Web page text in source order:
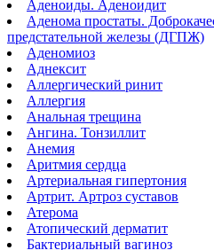
Аденоиды. Аденоидит
Аденома простаты.
предстательной железы (ДГПЖ)
Аденомиоз
Аднексит
Аллергический ринит
Аллергия
Анальная трещина
Ангина. Тонзиллит
Анемия
Аритмия сердца
Артериальная гипертония
Артрит. Артроз суставов
Атерома
Атопический дерматит
Бактериальный вагиноз